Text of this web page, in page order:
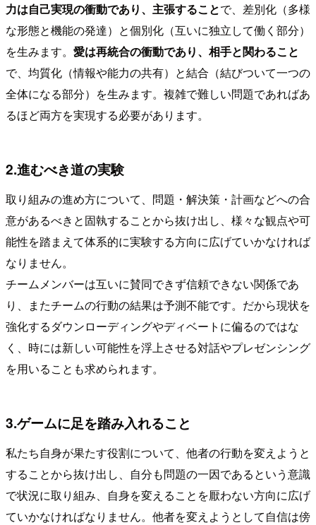
力は自己実現の衝動であり、主張することで、差別化（多様
な形態と機能の発達）と個別化（互いに独立して働く部分）
を生みます。 愛は再統合の衝動であり、相手と関わること
で、均質化（情報や能力の共有）と結合（結びついて一つの
全体になる部分）を生みます。複雑で難しい問題であればあ
るほど両方を実現する必要があります。
2.進むべき道の実験
取り組みの進め方について、問題・解決策・計画などへの合
意があるべきと固執することから抜け出し、様々な観点や可
能性を踏まえて体系的に実験する方向に広げていかなければ
なりません。
チームメンバーは互いに賛同できず信頼できない関係であ
り、またチームの行動の結果は予測不能です。だから現状を
強化するダウンローディングやディベートに偏るのではな
く、時には新しい可能性を浮上させる対話やプレゼンシング
を用いることも求められます。
3.ゲームに足を踏み入れること
私たち自身が果たす役割について、他者の行動を変えようと
することから抜け出し、自分も問題の一因であるという意識
で状況に取り組み、自身を変えることを厭わない方向に広げ
ていかなければなりません。他者を変えようとして自信は傍